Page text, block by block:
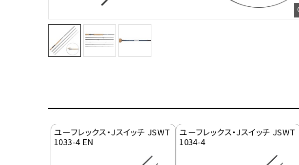
ユーフレックス・Jスイッチ JSWT
1033-4 EN
ユーフレックス・Jスイッチ JSWT
1034-4